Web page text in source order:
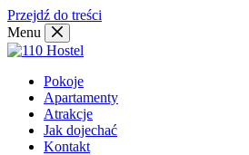
Przejdź do treści
Menu
Pokoje
Apartamenty
Atrakcje
Jak dojechać
Kontakt